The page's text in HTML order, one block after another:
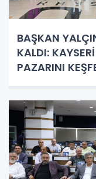
BAŞKAN
KALDI:
PAZARINI